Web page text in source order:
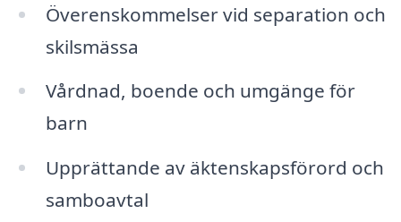
Överenskommelser vid separation och
skilsmässa
Vårdnad, boende och umgänge för
barn
Upprättande av äktenskapsförord och
samboavtal